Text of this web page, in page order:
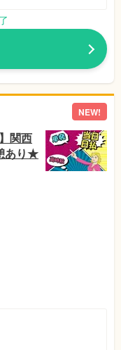
NEW!
関西
あり★